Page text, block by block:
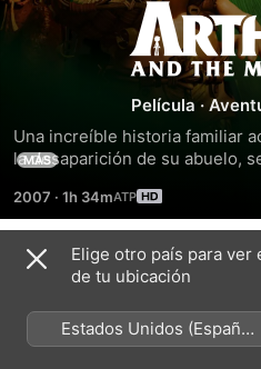
y
los
Película ·
Una increíble historia familiar
la desaparición de su abuelo,
cuenta de que debe seguir las
gran tesoro y abrir el pasadizo
personitas casi invisibles y
MÁS
2007 · 1h 34m
Tráilers
Elige otro país para
de tu ubicación
Estados Unidos (Español
México)